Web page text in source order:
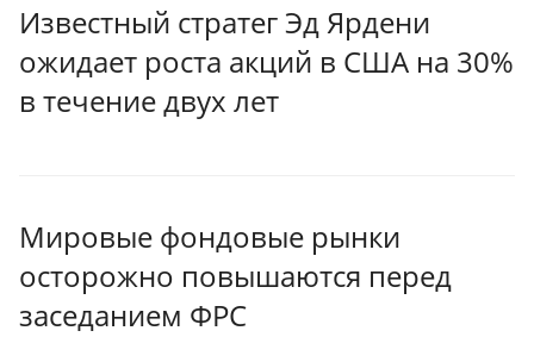
Известный стратег Эд Ярдени
ожидает роста акций в США на 30%
в течение двух лет
Мировые фондовые рынки
осторожно повышаются перед
заседанием ФРС